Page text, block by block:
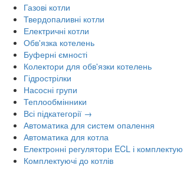
Газові котли
Твердопаливні котли
Електричні котли
Обв'язка котелень
Буферні ємності
Колектори для обв'язки котелень
Гідрострілки
Насосні групи
Теплообмінники
Всі підкатегорії →
Автоматика для систем опалення
Автоматика для котла
Електронні регулятори ECL і
Комплектуючі до котлів